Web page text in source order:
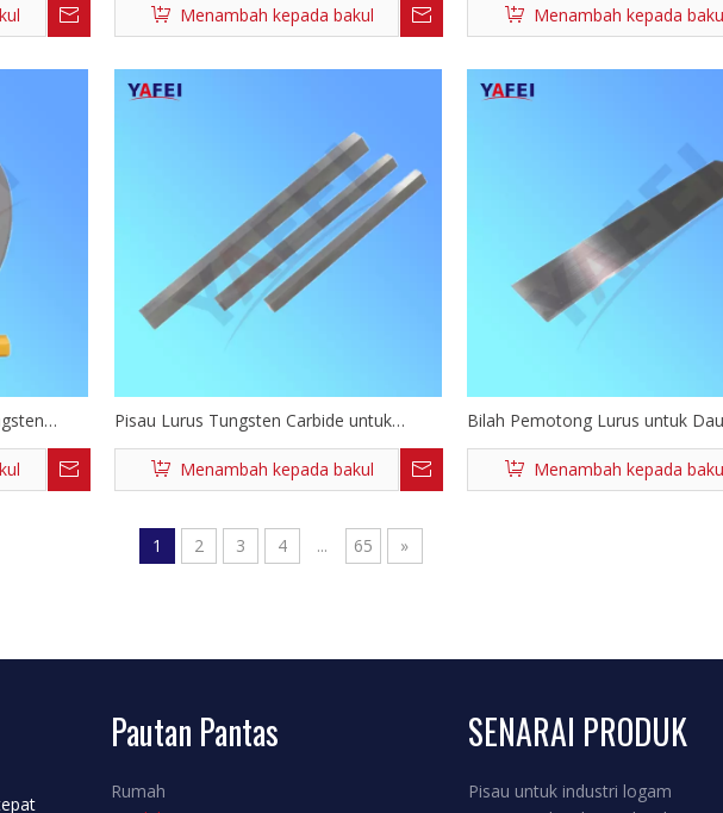
Menambah kepada bakul
Menambah kepada
Pisau Lurus Tungsten Carbide untuk
Memotong Kertas Rokok
Menambah kepada bakul
Bilah Pemotong Lurus untuk
Tembakau
Menambah kepada
1 2 3 4 ... 65 »
Pautan Pantas
Rumah
SENARAI PRODUK
Pisau untuk industri logam